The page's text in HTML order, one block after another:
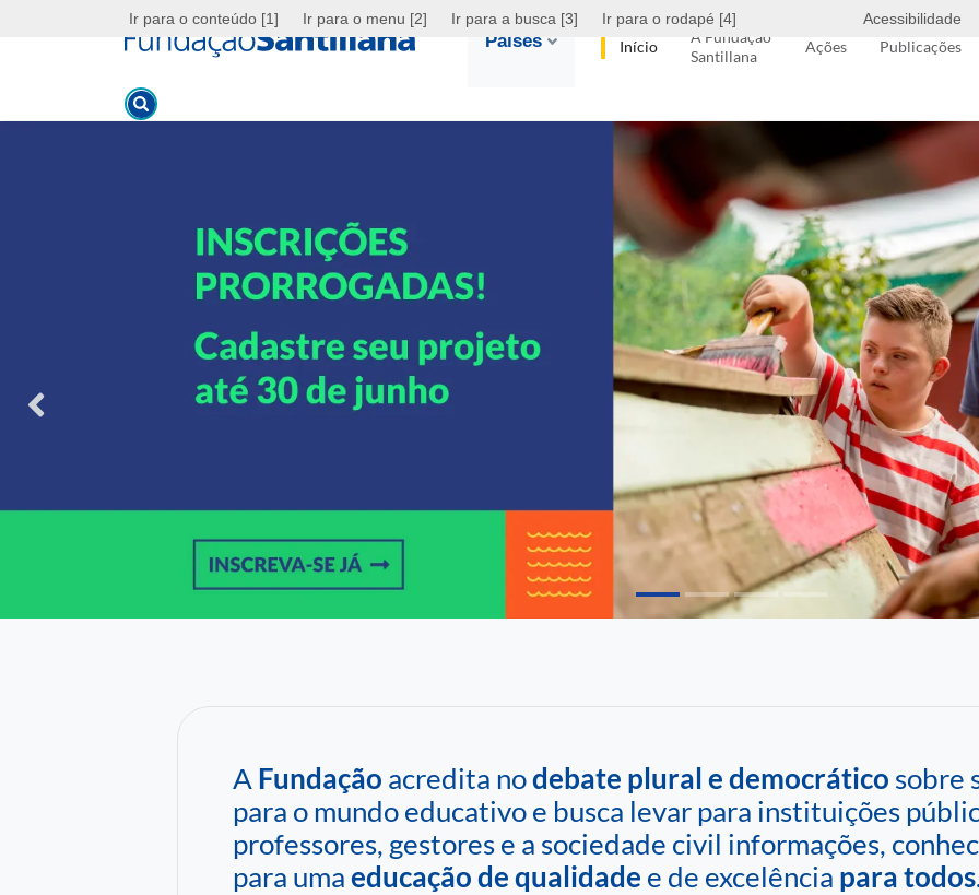
Ir para o conteúdo [1] Ir para o menu [2] Ir para a busca [3] Ir para o rodapé [4] Acessibilidade
Países
Início
A Fundação
Santillana
Ações Publicações
A Fundação acredita nodebate plural e democrático sobre
para o mundo educativo e busca levar para instituições
professores, gestores e a sociedade civil informações,
para umaeducação de qualidade e de excelência para todos